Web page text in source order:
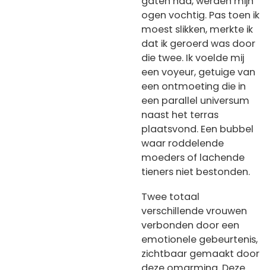
ogen vochtig. Pas toen ik
moest slikken, merkte ik
dat ik geroerd was door
die twee. Ik voelde mij
een voyeur, getuige van
een ontmoeting die in
een parallel universum
naast het terras
plaatsvond. Een bubbel
waar roddelende
moeders of lachende
tieners niet bestonden.
Twee totaal
verschillende vrouwen
verbonden door een
emotionele gebeurtenis,
zichtbaar gemaakt door